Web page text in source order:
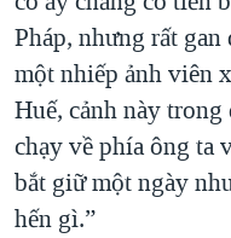
Pháp, nhưng rất
một nhiếp ảnh viên
Huế, cảnh này
chạy về phía ông ta
bắt giữ một ngày
hến gì.”